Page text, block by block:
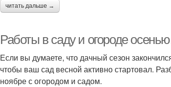
читать дальше →
Работы в саду и огороде
Если вы думаете, что дачный сезон
чтобы ваш сад весной активно стартовал.
ноябре с огородом и садом.